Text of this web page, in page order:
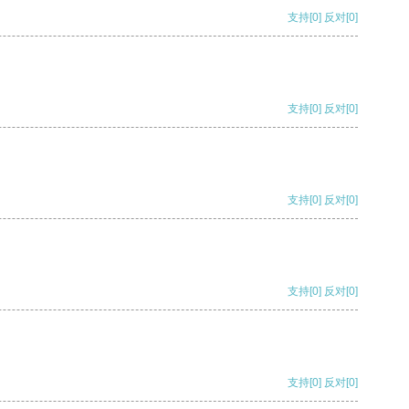
支持[0] 反对[0]
支持[0] 反对[0]
支持[0] 反对[0]
支持[0] 反对[0]
支持[0] 反对[0]